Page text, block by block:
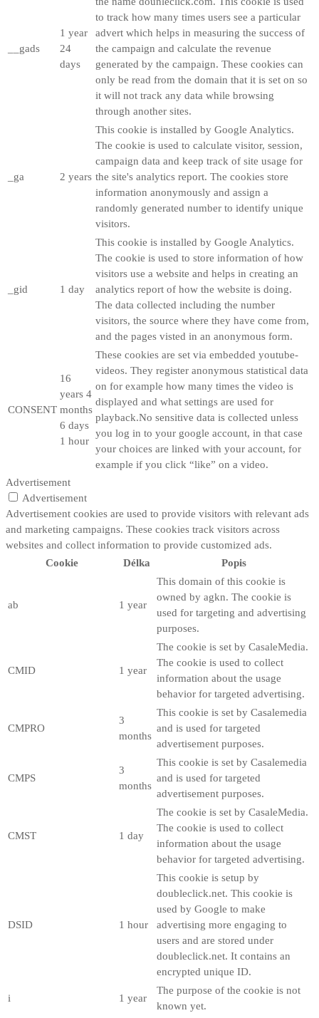
__gads
1 year
24
days
to track how many times users see a particular
advert which helps in measuring the success of
the campaign and calculate the revenue
generated by the campaign. These cookies can
only be read from the domain that it is set on so
it will not track any data while browsing
through another sites.
_ga 2 years
This cookie is installed by Google Analytics.
The cookie is used to calculate visitor, session,
campaign data and keep track of site usage for
the site's analytics report. The cookies store
information anonymously and assign a
randomly generated number to identify unique
visitors.
_gid 1 day
This cookie is installed by Google Analytics.
The cookie is used to store information of how
visitors use a website and helps in creating an
analytics report of how the website is doing.
The data collected including the number
visitors, the source where they have come from,
and the pages visted in an anonymous form.
CONSENT
16
years 4
months
6 days
1 hour
These cookies are set via embedded youtube-
videos. They register anonymous statistical data
on for example how many times the video is
displayed and what settings are used for
playback.No sensitive data is collected unless
you log in to your google account, in that case
your choices are linked with your account, for
example if you click “like” on a video.
Advertisement
Advertisement
Advertisement cookies are used to provide visitors with relevant ads
and marketing campaigns. These cookies track visitors across
websites and collect information to provide customized ads.
Cookie
Délka Popis
ab 1 year
This domain of this cookie is
owned by agkn. The cookie is
used for targeting and advertising
purposes.
CMID 1 year
The cookie is set by CasaleMedia.
The cookie is used to collect
information about the usage
behavior for targeted advertising.
CMPRO
3
months
This cookie is set by Casalemedia
and is used for targeted
advertisement purposes.
CMPS
3
months
This cookie is set by Casalemedia
and is used for targeted
advertisement purposes.
CMST 1 day
The cookie is set by CasaleMedia.
The cookie is used to collect
information about the usage
behavior for targeted advertising.
DSID 1 hour
This cookie is setup by
doubleclick.net. This cookie is
used by Google to make
advertising more engaging to
users and are stored under
doubleclick.net. It contains an
encrypted unique ID.
i 1 year
The purpose of the cookie is not
known yet.